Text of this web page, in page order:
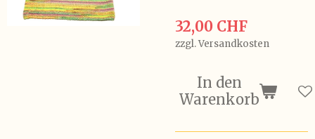
32,00 CHF
zzgl. Versandkosten
In den
Warenkorb